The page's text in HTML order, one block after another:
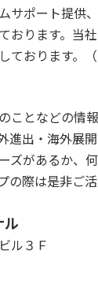
サポート提供
おります。当
ております。
ことなどの情
進出・海外展
ズがあるか、
際は是非ご活
ル
ル３Ｆ